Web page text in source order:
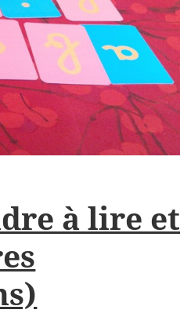
à lire et